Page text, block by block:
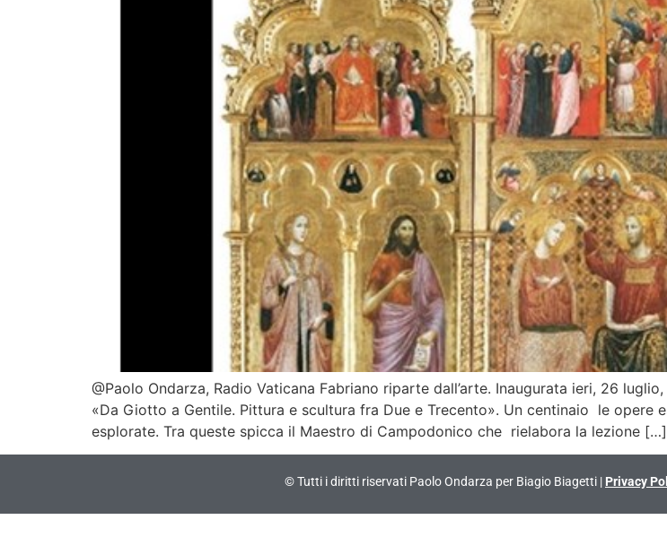
@Paolo Ondarza, Radio Vaticana Fabriano riparte dall’arte. Inaugurata ieri, 26
«Da Giotto a Gentile. Pittura e scultura fra Due e Trecento». Un centinaio le
esplorate. Tra queste spicca il Maestro di Campodonico che rielabora la lezione […]
© Tutti i diritti riservati Paolo Ondarza per Biagio Biagetti | Privacy